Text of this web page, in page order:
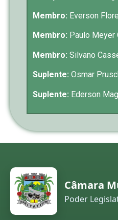
Membro: Everson
Membro: Paulo Meyer
Membro: Silvano
Suplente: Osmar
Suplente: Ederson
Câmara
Poder